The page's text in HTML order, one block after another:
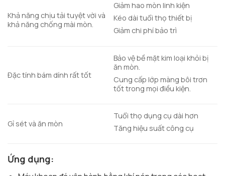
Khả năng chịu tải tuyệt vời và
khả năng chống mài mòn.
Giảm hao mòn linh kiện
Kéo dài tuổi thọ thiết bị
Giảm chi phí bảo trì
Đặc tính bám dính rất tốt
Bảo vệ bề mặt kim loại khỏi bị
ăn mòn.
Cung cấp lớp màng bôi trơn
tốt trong mọi điều kiện.
Gỉ sét và ăn mòn
Tuổi thọ dụng cụ dài hơn
Tăng hiệu suất công cụ
Ứng dụng: